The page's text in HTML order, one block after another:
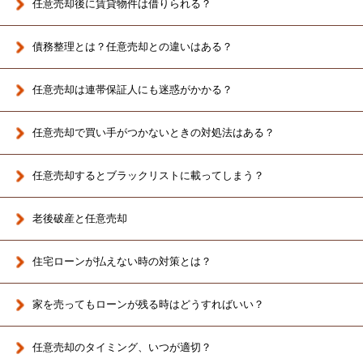
任意売却後に賃貸物件は借りられる？
債務整理とは？任意売却との違いはある？
任意売却は連帯保証人にも迷惑がかかる？
任意売却で買い手がつかないときの対処法はある？
任意売却するとブラックリストに載ってしまう？
老後破産と任意売却
住宅ローンが払えない時の対策とは？
家を売ってもローンが残る時はどうすればいい？
任意売却のタイミング、いつが適切？